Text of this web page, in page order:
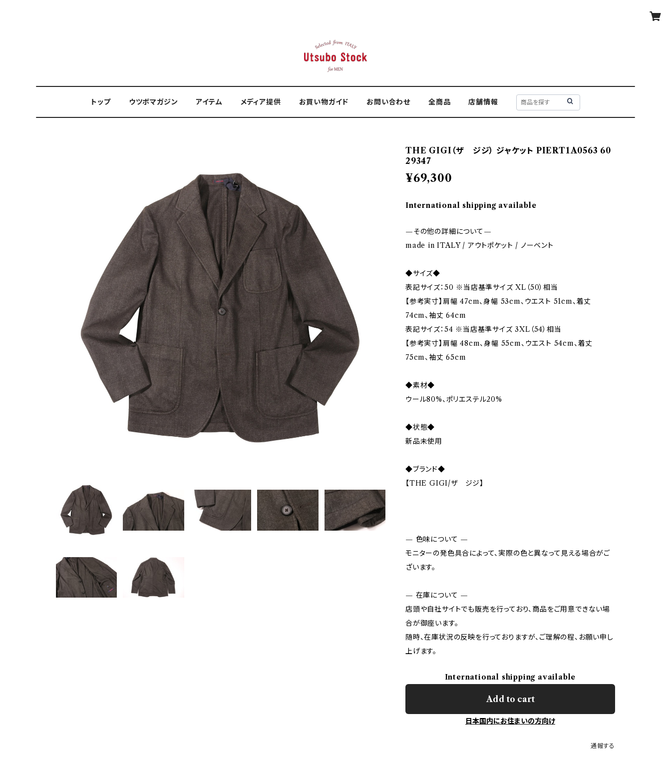
トップ ウツボマガジン アイテム メディア提供 お買い物ガイド お問い合わせ 全商品 店舗情報
THE GIGI（ザ ジジ） ジャケット PIERT1A0563 60
29347
¥69,300
International shipping available
—その他の詳細について—
made in ITALY / アウトポケット / ノーベント
◆サイズ◆
表記サイズ：50 ※当店基準サイズ XL（50）相当
【参考実寸】肩幅 47cm、身幅 53cm、ウエスト 51cm、着丈
74cm、袖丈 64cm
表記サイズ：54 ※当店基準サイズ 3XL（54）相当
【参考実寸】肩幅 48cm、身幅 55cm、ウエスト 54cm、着丈
75cm、袖丈 65cm
◆素材◆
ウール80%、ポリエステル20%
◆状態◆
新品未使用
◆ブランド◆
【THE GIGI/ザ ジジ】
— 色味について —
モニターの発色具合によって、実際の色と異なって見える場合がご
ざいます。
— 在庫について —
店頭や自社サイトでも販売を行っており、商品をご用意できない場
合が御座います。
随時、在庫状況の反映を行っておりますが、ご理解の程、お願い申し
上げます。
International shipping available
Add to cart
日本国内にお住まいの方向け
通報する